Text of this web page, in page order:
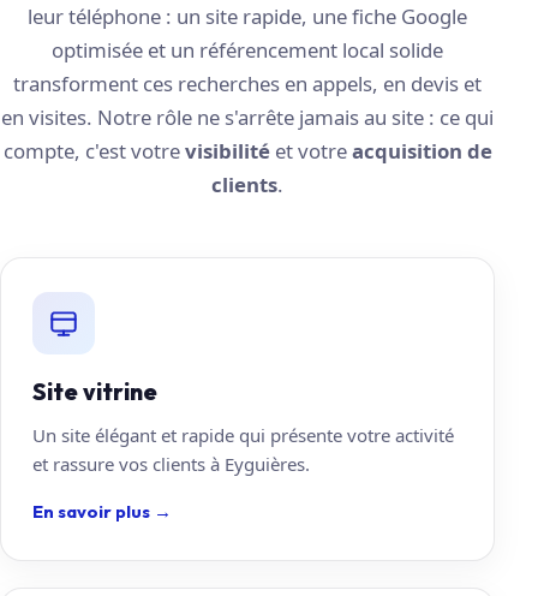
leur téléphone : un site rapide, une fiche Google
optimisée et un référencement local solide
transforment ces recherches en appels, en devis et
en visites. Notre rôle ne s'arrête jamais au site : ce qui
compte, c'est votrevisibilitéet votreacquisition de
clients.
Site vitrine
Un site élégant et rapide qui présente votre activité
et rassure vos clients à Eyguières.
En savoir plus →